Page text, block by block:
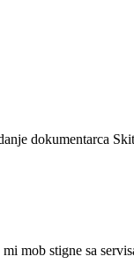
dokumentarca
mob stigne sa